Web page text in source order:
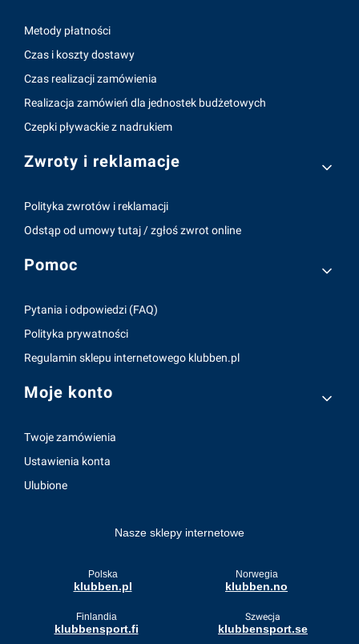
Metody płatności
Czas i koszty dostawy
Czas realizacji zamówienia
Realizacja zamówień dla jednostek budżetowych
Czepki pływackie z nadrukiem
Zwroty i reklamacje
Polityka zwrotów i reklamacji
Odstąp od umowy tutaj / zgłoś zwrot online
Pomoc
Pytania i odpowiedzi (FAQ)
Polityka prywatności
Regulamin sklepu internetowego klubben.pl
Moje konto
Twoje zamówienia
Ustawienia konta
Ulubione
Nasze sklepy internetowe
Polska
klubben.pl
Norwegia
klubben.no
Finlandia
klubbensport.fi
Szwecja
klubbensport.se